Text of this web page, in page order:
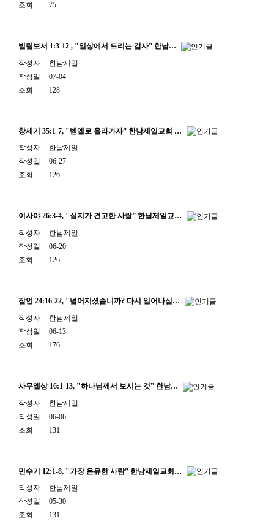
조회
75
빌립보서 1:3-12 , "일상에서 드리는 감사” 한남…
작성자
한남제일
작성일
07-04
조회
128
창세기 35:1-7, "벧엘로 올라가자” 한남제일교회 …
작성자
한남제일
작성일
06-27
조회
126
이사야 26:3-4, "심지가 견고한 사람” 한남제일교…
작성자
한남제일
작성일
06-20
조회
126
잠언 24:16-22, "넘어지셨습니까? 다시 일어나십…
작성자
한남제일
작성일
06-13
조회
176
사무엘상 16:1-13, "하나님께서 보시는 것” 한남…
작성자
한남제일
작성일
06-06
조회
131
민수기 12:1-8, "가장 온유한 사람” 한남제일교회…
작성자
한남제일
작성일
05-30
조회
131